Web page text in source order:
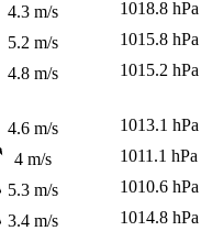
4.3 m/s
1018.8 hPa
5.2 m/s
1015.8 hPa
4.8 m/s
1015.2 hPa
4.6 m/s
1013.1 hPa
4 m/s
1011.1 hPa
5.3 m/s
1010.6 hPa
3.4 m/s
1014.8 hPa